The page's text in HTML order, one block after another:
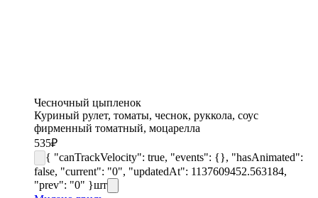
Чесночный цыпленок
Куриный рулет, томаты, чеснок, руккола, соус
фирменный томатный, моцарелла
535₽
{ "canTrackVelocity": true, "events": {}, "hasAnimated":
false, "current": "0", "updatedAt": 1137609452.563184,
"prev": "0" }шт